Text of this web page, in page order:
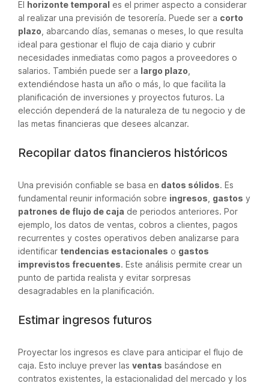
El horizonte temporal es el primer aspecto a considerar
al realizar una previsión de tesorería. Puede ser a corto
plazo, abarcando días, semanas o meses, lo que resulta
ideal para gestionar el flujo de caja diario y cubrir
necesidades inmediatas como pagos a proveedores o
salarios. También puede ser a largo plazo,
extendiéndose hasta un año o más, lo que facilita la
planificación de inversiones y proyectos futuros. La
elección dependerá de la naturaleza de tu negocio y de
las metas financieras que desees alcanzar.
Recopilar datos financieros históricos
Una previsión confiable se basa en datos sólidos. Es
fundamental reunir información sobre ingresos, gastos y
patrones de flujo de caja de periodos anteriores. Por
ejemplo, los datos de ventas, cobros a clientes, pagos
recurrentes y costes operativos deben analizarse para
identificar tendencias estacionales o gastos
imprevistos frecuentes. Este análisis permite crear un
punto de partida realista y evitar sorpresas
desagradables en la planificación.
Estimar ingresos futuros
Proyectar los ingresos es clave para anticipar el flujo de
caja. Esto incluye prever las ventas basándose en
contratos existentes, la estacionalidad del mercado y los